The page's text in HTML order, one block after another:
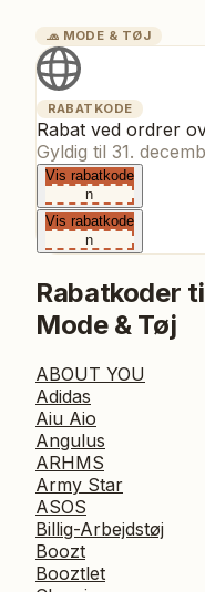
🧢 MODE & TØJ
RABATKODE
Rabat ved ordrer
Gyldig til 31.
Vis rabatkode
n
Vis rabatkode
n
Rabatkoder
Mode & Tøj
ABOUT YOU
Adidas
Aiu Aio
Angulus
ARHMS
Army Star
ASOS
Billig-Arbejdstøj
Boozt
Booztlet